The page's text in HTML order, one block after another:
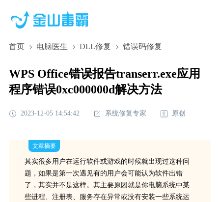
首页 电脑医生 DLL修复 错误码修复
WPS Office错误报告transerr.exe应用
程序错误0xc000000d解决方法
2023-12-05 14:54:42 系统修复专家 原创
文章摘要
其实很多用户在运行软件或游戏的时候就出现过这种问
题，如果是第一次遇见有的用户会可能认为软件出错
了，其实并不是这样。其主要原因就是你电脑系统中某
些进程、注册表、服务存在异常或没有安装一些系统运